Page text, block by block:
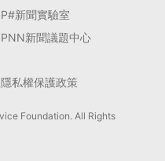
P#新聞實驗室
PNN新聞議題中心
隱私權保護政策
Foundation. All Rights